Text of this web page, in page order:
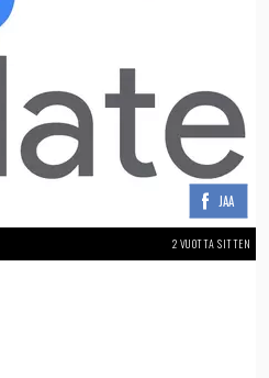
JAA
2 VUOTTA SITTEN